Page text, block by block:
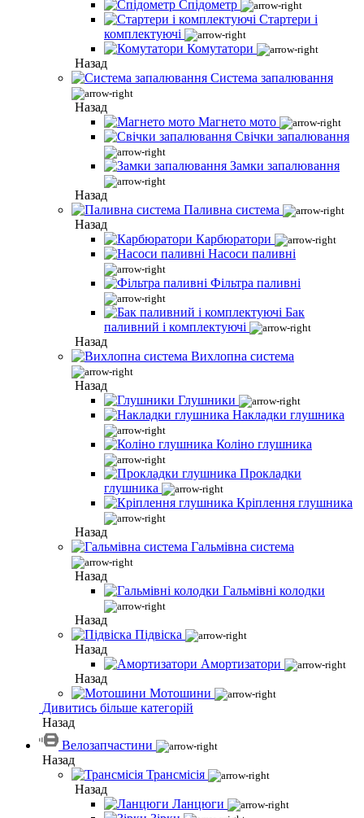
Спідометр
Стартери і
комплектуючі
Комутатори
Назад
Система запалювання
Назад
Магнето мото
Свічки запалювання
Замки запалювання
Назад
Паливна система
Назад
Карбюратори
Насоси паливні
Фільтра паливні
Бак
паливний і комплектуючі
Назад
Вихлопна система
Назад
Глушники
Накладки глушника
Коліно глушника
Прокладки
глушника
Кріплення глушника
Назад
Гальмівна система
Назад
Гальмівні колодки
Назад
Підвіска
Назад
Амортизатори
Назад
Мотошини
Дивитись більше категорій
Назад
Велозапчастини
Назад
Трансмісія
Назад
Ланцюги